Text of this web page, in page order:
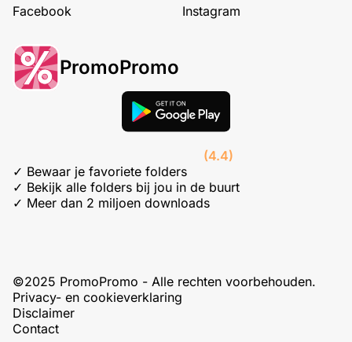
Facebook
Instagram
PromoPromo
(4.4)
✓ Bewaar je favoriete folders
✓ Bekijk alle folders bij jou in de buurt
✓ Meer dan 2 miljoen downloads
©2025 PromoPromo - Alle rechten voorbehouden.
Privacy- en cookieverklaring
Disclaimer
Contact